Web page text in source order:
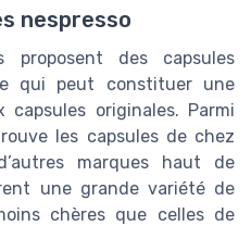
nespresso
proposent des capsules
qui peut constituer une
originales. Parmi
les capsules de chez
marques haut de
une grande variété de
chères que celles de